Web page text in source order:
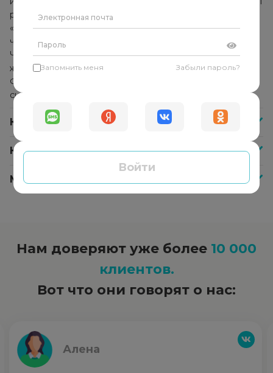
решить конкретную проблему. Он не указывает
«правильное» решение и не даёт советы, а помогает
человеку найти собственные ответы и решения.
Человек начинает прислушиваться к себе, своим
желаниям и находит в себе внутреннюю опору.
Формируется способность справляться с любыми
ситуациями самостоятельно.
Как часто нужно посещать психолога?
Как оплатить сессию со специалистом?
Меня не устроил психолог, что делать?
Нам доверяют уже более 10 000
клиентов.
Вот что они говорят о нас:
Алена
Запомнить меня Забыли пароль?
Войти